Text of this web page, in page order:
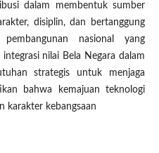
dalam membentuk sumber
disiplin, dan bertanggung
nasional yang
nilai Bela Negara dalam
strategis untuk menjaga
bahwa kemajuan teknologi
karakter kebangsaan